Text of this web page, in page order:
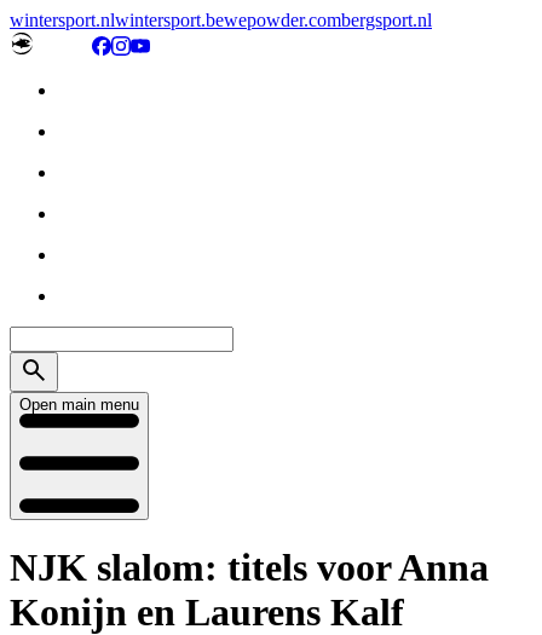
wintersport.nlwintersport.bewepowder.combergsport.nl
Open main menu
NJK slalom: titels voor Anna
Konijn en Laurens Kalf